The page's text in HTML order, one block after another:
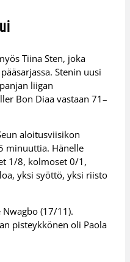
Tiina Sten, joka
Stenin uusi
liigan
Bon Diaa vastaan 71–
aloitusviisikon
minuuttia. Hänelle
1/8, kolmoset 0/1,
yksi syöttö, yksi riisto
Nwagbo (17/11).
pisteykkönen oli Paola